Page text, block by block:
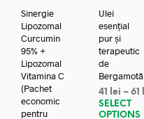
Sinergie
Lipozomal
Curcumin
95% +
Lipozomal
Vitamina C
(Pachet
economic
pentru
Ulei
esențial
pur și
terapeutic
de
Bergamotă
41 lei – 61
SELECT
OPTIONS